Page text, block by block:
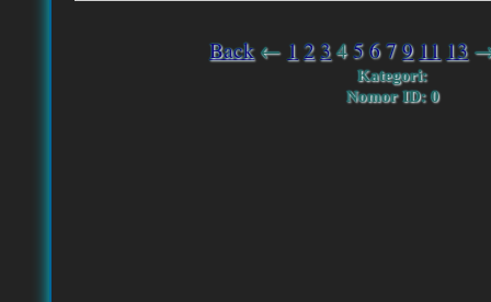
Back ← 1 2345679 11 13
Kategori:
Nomor ID: 0